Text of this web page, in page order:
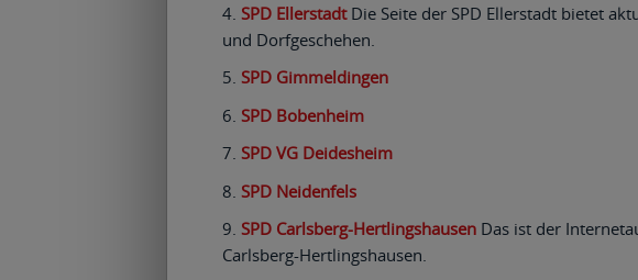
SPD EllerstadtDie Seite der SPD Ellerstadt bietet
und Dorfgeschehen.
SPD Gimmeldingen
SPD Bobenheim
SPD VG Deidesheim
SPD Neidenfels
SPD Carlsberg-Hertlingshausen Das ist der
Carlsberg-Hertlingshausen.